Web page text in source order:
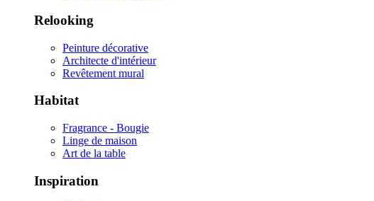
Relooking
Peinture décorative
Architecte d'intérieur
Revêtement mural
Habitat
Fragrance - Bougie
Linge de maison
Art de la table
Inspiration